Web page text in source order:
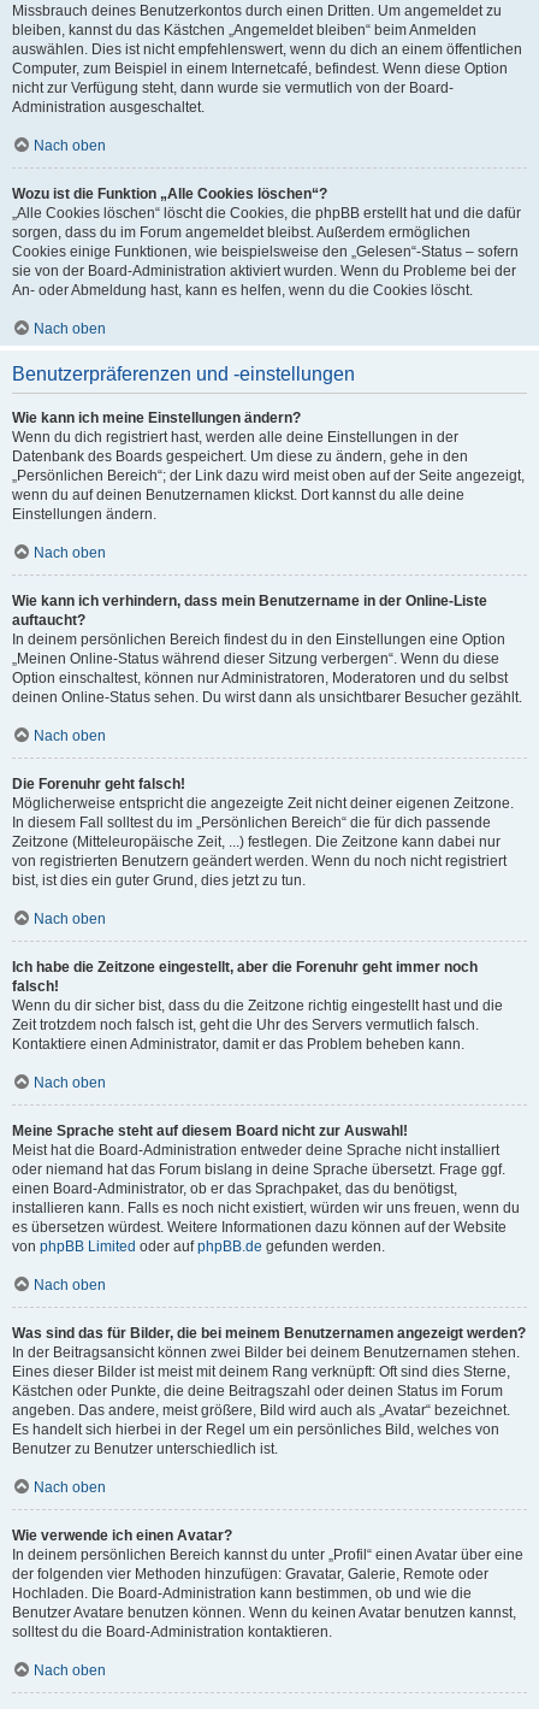
Missbrauch deines Benutzerkontos durch einen Dritten. Um angemeldet zu
bleiben, kannst du das Kästchen „Angemeldet bleiben“ beim Anmelden
auswählen. Dies ist nicht empfehlenswert, wenn du dich an einem öffentlichen
Computer, zum Beispiel in einem Internetcafé, befindest. Wenn diese Option
nicht zur Verfügung steht, dann wurde sie vermutlich von der Board-
Administration ausgeschaltet.
Nach oben
Wozu ist die Funktion „Alle Cookies löschen“?
„Alle Cookies löschen“ löscht die Cookies, die phpBB erstellt hat und die dafür
sorgen, dass du im Forum angemeldet bleibst. Außerdem ermöglichen
Cookies einige Funktionen, wie beispielsweise den „Gelesen“-Status – sofern
sie von der Board-Administration aktiviert wurden. Wenn du Probleme bei der
An- oder Abmeldung hast, kann es helfen, wenn du die Cookies löscht.
Nach oben
Benutzerpräferenzen und -einstellungen
Wie kann ich meine Einstellungen ändern?
Wenn du dich registriert hast, werden alle deine Einstellungen in der
Datenbank des Boards gespeichert. Um diese zu ändern, gehe in den
„Persönlichen Bereich“; der Link dazu wird meist oben auf der Seite angezeigt,
wenn du auf deinen Benutzernamen klickst. Dort kannst du alle deine
Einstellungen ändern.
Nach oben
Wie kann ich verhindern, dass mein Benutzername in der Online-Liste
auftaucht?
In deinem persönlichen Bereich findest du in den Einstellungen eine Option
„Meinen Online-Status während dieser Sitzung verbergen“. Wenn du diese
Option einschaltest, können nur Administratoren, Moderatoren und du selbst
deinen Online-Status sehen. Du wirst dann als unsichtbarer Besucher gezählt.
Nach oben
Die Forenuhr geht falsch!
Möglicherweise entspricht die angezeigte Zeit nicht deiner eigenen Zeitzone.
In diesem Fall solltest du im „Persönlichen Bereich“ die für dich passende
Zeitzone (Mitteleuropäische Zeit, ...) festlegen. Die Zeitzone kann dabei nur
von registrierten Benutzern geändert werden. Wenn du noch nicht registriert
bist, ist dies ein guter Grund, dies jetzt zu tun.
Nach oben
Ich habe die Zeitzone eingestellt, aber die Forenuhr geht immer noch
falsch!
Wenn du dir sicher bist, dass du die Zeitzone richtig eingestellt hast und die
Zeit trotzdem noch falsch ist, geht die Uhr des Servers vermutlich falsch.
Kontaktiere einen Administrator, damit er das Problem beheben kann.
Nach oben
Meine Sprache steht auf diesem Board nicht zur Auswahl!
Meist hat die Board-Administration entweder deine Sprache nicht installiert
oder niemand hat das Forum bislang in deine Sprache übersetzt. Frage ggf.
einen Board-Administrator, ob er das Sprachpaket, das du benötigst,
installieren kann. Falls es noch nicht existiert, würden wir uns freuen, wenn du
es übersetzen würdest. Weitere Informationen dazu können auf der Website
von phpBB Limited oder aufphpBB.de gefunden werden.
Nach oben
Was sind das für Bilder, die bei meinem Benutzernamen angezeigt werden?
In der Beitragsansicht können zwei Bilder bei deinem Benutzernamen stehen.
Eines dieser Bilder ist meist mit deinem Rang verknüpft: Oft sind dies Sterne,
Kästchen oder Punkte, die deine Beitragszahl oder deinen Status im Forum
angeben. Das andere, meist größere, Bild wird auch als „Avatar“ bezeichnet.
Es handelt sich hierbei in der Regel um ein persönliches Bild, welches von
Benutzer zu Benutzer unterschiedlich ist.
Nach oben
Wie verwende ich einen Avatar?
In deinem persönlichen Bereich kannst du unter „Profil“ einen Avatar über eine
der folgenden vier Methoden hinzufügen: Gravatar, Galerie, Remote oder
Hochladen. Die Board-Administration kann bestimmen, ob und wie die
Benutzer Avatare benutzen können. Wenn du keinen Avatar benutzen kannst,
solltest du die Board-Administration kontaktieren.
Nach oben